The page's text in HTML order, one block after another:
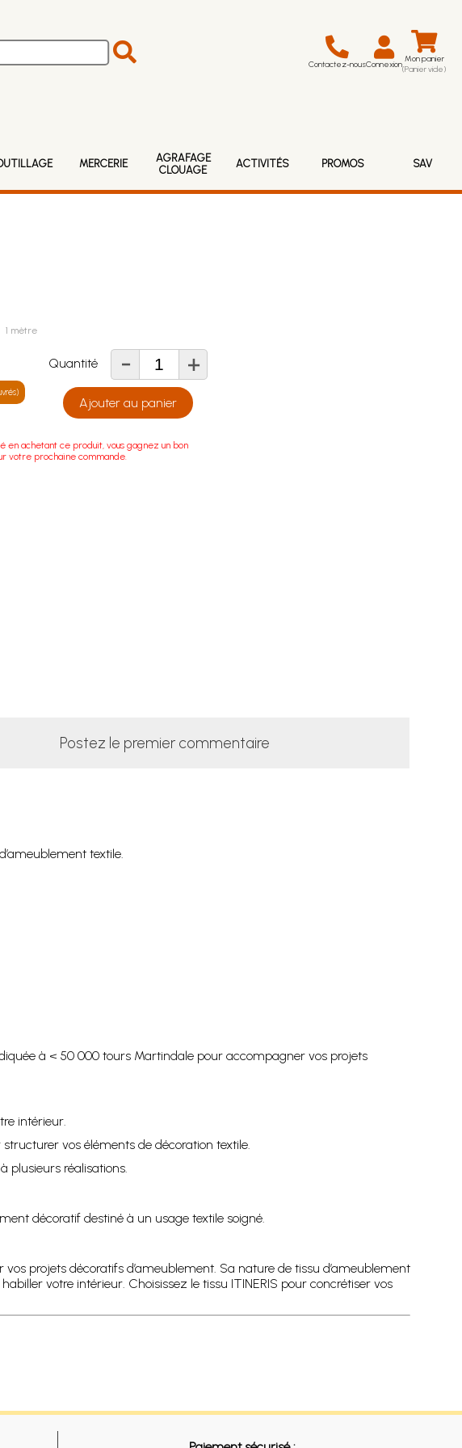
Contactez-nousConnexion Mon panier
(Panier vide)
MERCERIE
AGRAFAGE
CLOUAGE
ACTIVITÉS PROMOS SAV
1 mètre
Quantité - +
Ajouter au panier
achetant ce produit, vous gagnez un bon
votre prochaine commande.
Postez le premier commentaire
textile.
à < 50 000 tours Martindale pour accompagner vos projets
intérieur.
structurer vos éléments de décoration textile.
plusieurs réalisations.
décoratif destiné à un usage textile soigné.
projets décoratifs d’ameublement. Sa nature de tissu d’ameublement
votre intérieur. Choisissez le tissu ITINERIS pour concrétiser vos